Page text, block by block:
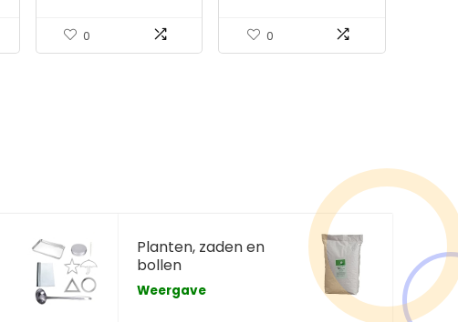
0 0
Planten, zaden en
bollen
Weergave